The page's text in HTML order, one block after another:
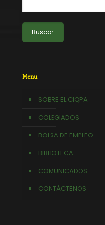
Buscar
Menu
SOBRE EL CIQPA
COLEGIADOS
BOLSA DE EMPLEO
BIBLIOTECA
COMUNICADOS
CONTÁCTENOS